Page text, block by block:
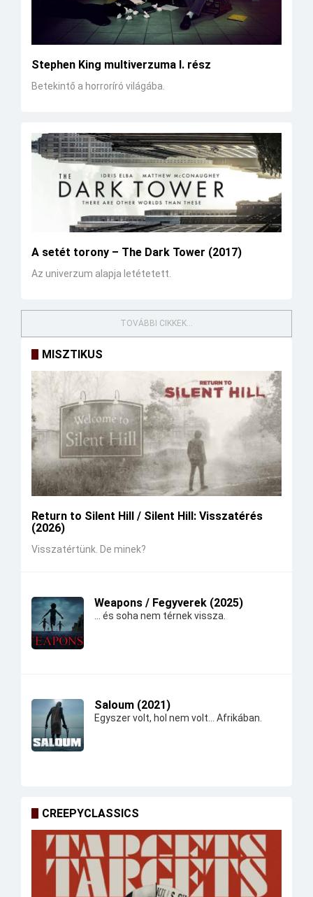
Stephen King multiverzuma I. rész
Betekintő a horroríró világába.
A setét torony – The Dark Tower (2017)
Az univerzum alapja letétetett.
TOVÁBBI CIKKEK...
MISZTIKUS
Return to Silent Hill / Silent Hill: Visszatérés
(2026)
Visszatértünk. De minek?
Weapons / Fegyverek (2025)
... és soha nem térnek vissza.
Saloum (2021)
Egyszer volt, hol nem volt... Afrikában.
CREEPYCLASSICS